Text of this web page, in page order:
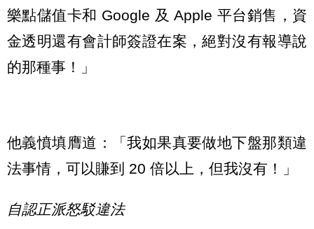
樂點儲值卡和 Google 及 Apple 平台銷售，資
金透明還有會計師簽證在案，絕對沒有報導說
的那種事！」
他義憤填膺道：「我如果真要做地下盤那類違
法事情，可以賺到 20 倍以上，但我沒有！」
自認正派怒駁違法